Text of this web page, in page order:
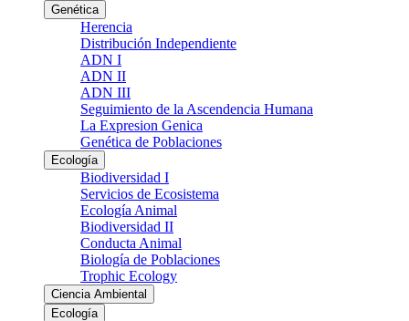
Genética
Herencia
Distribución Independiente
ADN I
ADN II
ADN III
Seguimiento de la Ascendencia Humana
La Expresion Genica
Genética de Poblaciones
Ecología
Biodiversidad I
Servicios de Ecosistema
Ecología Animal
Biodiversidad II
Conducta Animal
Biología de Poblaciones
Trophic Ecology
Ciencia Ambiental
Ecología